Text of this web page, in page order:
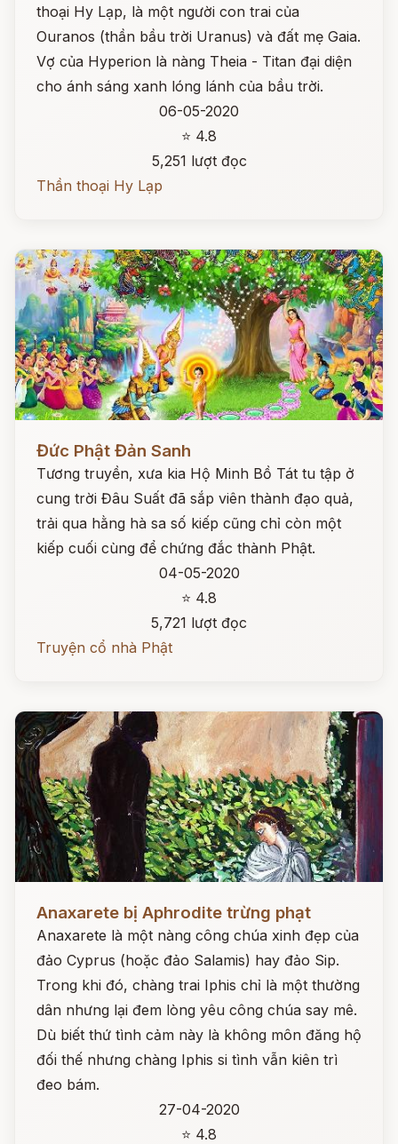
thoại Hy Lạp, là một người con trai của
Ouranos (thần bầu trời Uranus) và đất mẹ Gaia.
Vợ của Hyperion là nàng Theia - Titan đại diện
cho ánh sáng xanh lóng lánh của bầu trời.
06-05-2020
⭐ 4.8
5,251 lượt đọc
Thần thoại Hy Lạp
Đức Phật Đản Sanh
Tương truyền, xưa kia Hộ Minh Bồ Tát tu tập ở
cung trời Đâu Suất đã sắp viên thành đạo quả,
trải qua hằng hà sa số kiếp cũng chỉ còn một
kiếp cuối cùng để chứng đắc thành Phật.
04-05-2020
⭐ 4.8
5,721 lượt đọc
Truyện cổ nhà Phật
Anaxarete bị Aphrodite trừng phạt
Anaxarete là một nàng công chúa xinh đẹp của
đảo Cyprus (hoặc đảo Salamis) hay đảo Sip.
Trong khi đó, chàng trai Iphis chỉ là một thường
dân nhưng lại đem lòng yêu công chúa say mê.
Dù biết thứ tình cảm này là không môn đăng hộ
đối thế nhưng chàng Iphis si tình vẫn kiên trì
đeo bám.
27-04-2020
⭐ 4.8